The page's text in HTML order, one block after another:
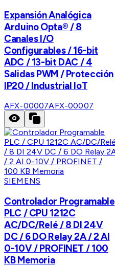
Expansión Analógica
Arduino Opta® / 8
Canales I/O
Configurables / 16-bit
ADC / 13-bit DAC / 4
Salidas PWM / Protección
IP20 / Industrial IoT
AFX-00007AFX-00007
SIEMENS
Controlador Programable
PLC / CPU 1212C
AC/DC/Relé / 8 DI 24V
DC / 6 DO Relay 2A / 2 AI
0-10V / PROFINET / 100
KB Memoria